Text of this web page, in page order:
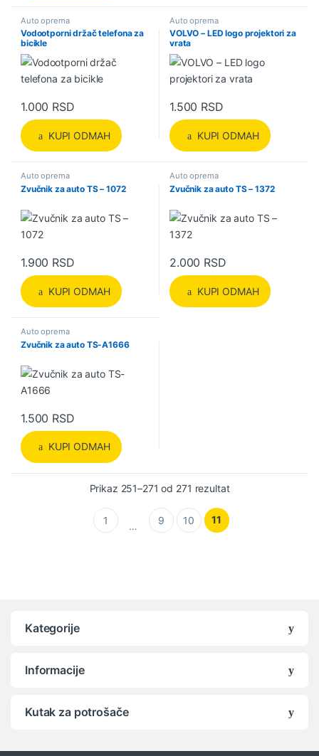
Auto oprema
Vodootporni držač telefona za
bicikle
1.000 RSD
KUPI ODMAH
Auto oprema
VOLVO – LED logo projektori za
vrata
1.500 RSD
KUPI ODMAH
Auto oprema
Zvučnik za auto TS – 1072
1.900 RSD
KUPI ODMAH
Auto oprema
Zvučnik za auto TS – 1372
2.000 RSD
KUPI ODMAH
Auto oprema
Zvučnik za auto TS-A1666
1.500 RSD
KUPI ODMAH
Prikaz 251–271 od 271 rezultat
1 … 9 10 11
Kategorije
Informacije
Kutak za potrošače